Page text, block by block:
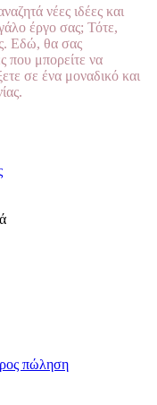
νέες ιδέες και
έργο σας; Τότε,
Εδώ, θα σας
που μπορείτε να
σε ένα μοναδικό και
πώληση